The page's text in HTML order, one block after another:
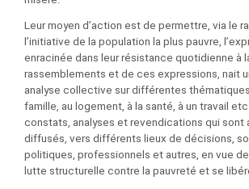
Leur moyen d’action est de permettre, via le
l’initiative de la population la plus pauvre,
enracinée dans leur résistance quotidienne à
rassemblements et de ces expressions, nait
analyse collective sur différentes
famille, au logement, à la santé, à un travail
constats, analyses et revendications qui sont
diffusés, vers différents lieux de décisions,
politiques, professionnels et autres, en vue
lutte structurelle contre la pauvreté et se